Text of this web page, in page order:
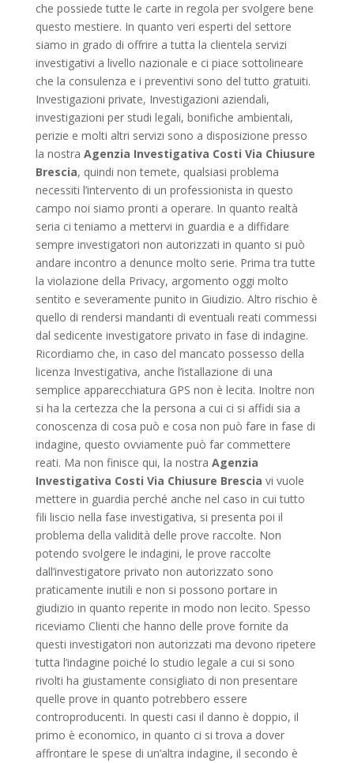
che possiede tutte le carte in regola per svolgere bene
questo mestiere. In quanto veri esperti del settore
siamo in grado di offrire a tutta la clientela servizi
investigativi a livello nazionale e ci piace sottolineare
che la consulenza e i preventivi sono del tutto gratuiti.
Investigazioni private, Investigazioni aziendali,
investigazioni per studi legali, bonifiche ambientali,
perizie e molti altri servizi sono a disposizione presso
la nostra Agenzia Investigativa Costi Via Chiusure
Brescia, quindi non temete, qualsiasi problema
necessiti l’intervento di un professionista in questo
campo noi siamo pronti a operare. In quanto realtà
seria ci teniamo a mettervi in guardia e a diffidare
sempre investigatori non autorizzati in quanto si può
andare incontro a denunce molto serie. Prima tra tutte
la violazione della Privacy, argomento oggi molto
sentito e severamente punito in Giudizio. Altro rischio è
quello di rendersi mandanti di eventuali reati commessi
dal sedicente investigatore privato in fase di indagine.
Ricordiamo che, in caso del mancato possesso della
licenza Investigativa, anche l’istallazione di una
semplice apparecchiatura GPS non è lecita. Inoltre non
si ha la certezza che la persona a cui ci si affidi sia a
conoscenza di cosa può e cosa non può fare in fase di
indagine, questo ovviamente può far commettere
reati. Ma non finisce qui, la nostra Agenzia
Investigativa Costi Via Chiusure Brescia vi vuole
mettere in guardia perché anche nel caso in cui tutto
fili liscio nella fase investigativa, si presenta poi il
problema della validità delle prove raccolte. Non
potendo svolgere le indagini, le prove raccolte
dall’investigatore privato non autorizzato sono
praticamente inutili e non si possono portare in
giudizio in quanto reperite in modo non lecito. Spesso
riceviamo Clienti che hanno delle prove fornite da
questi investigatori non autorizzati ma devono ripetere
tutta l’indagine poiché lo studio legale a cui si sono
rivolti ha giustamente consigliato di non presentare
quelle prove in quanto potrebbero essere
controproducenti. In questi casi il danno è doppio, il
primo è economico, in quanto ci si trova a dover
affrontare le spese di un’altra indagine, il secondo è